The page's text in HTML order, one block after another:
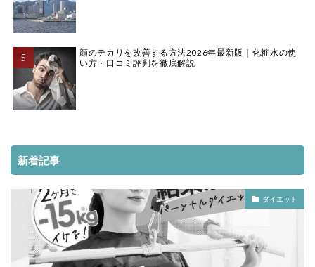
顔のテカリを改善する方法2026年最新版｜化粧水の使
い方・口コミ評判を徹底解説
新着記事
ダイエット